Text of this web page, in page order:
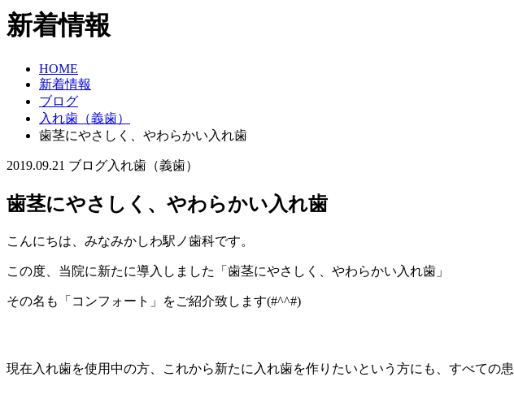
新着情報
HOME
新着情報
ブログ
入れ歯（義歯）
歯茎にやさしく、やわらかい入れ歯
2019.09.21 ブログ入れ歯（義歯）
歯茎にやさしく、やわらかい入れ歯
こんにちは、みなみかしわ駅ノ歯科です。
この度、当院に新たに導入しました「歯茎にやさしく、やわらかい入れ歯」
その名も「コンフォート」をご紹介致します(#^^#)
現在入れ歯を使用中の方、これから新たに入れ歯を作りたいという方にも、すべての